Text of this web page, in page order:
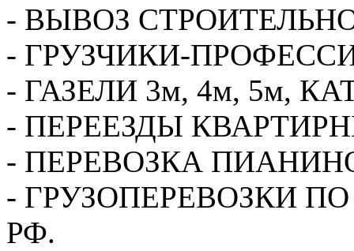
- ВЫВОЗ
- ГРУЗЧИКИ-
- ГАЗЕЛИ 3м, 4м, 5м,
- ПЕРЕЕЗДЫ
- ПЕРЕВОЗКА
- ГРУЗОПЕРЕВОЗКИ
РФ.